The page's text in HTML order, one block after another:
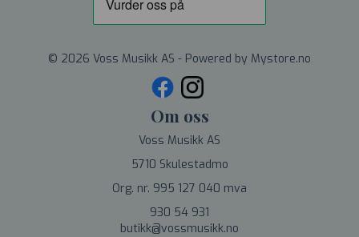
© 2026 Voss Musikk AS - Powered by Mystore.no
Om oss
Voss Musikk AS
5710 Skulestadmo
Org. nr. 995 127 040 mva
930 54 931
butikk@vossmusikk.no